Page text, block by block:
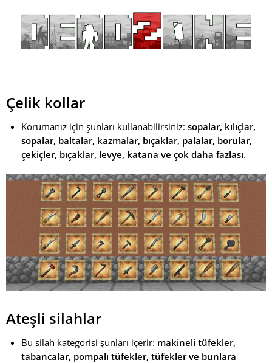
Çelik kollar
Korumanız için şunları kullanabilirsiniz: sopalar, kılıçlar,
sopalar, baltalar, kazmalar, bıçaklar, palalar, borular,
çekiçler, bıçaklar, levye, katana ve çok daha fazlası.
Ateşli silahlar
Bu silah kategorisi şunları içerir: makineli tüfekler,
tabancalar, pompalı tüfekler, tüfekler ve bunlara